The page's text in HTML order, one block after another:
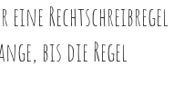
Rechtschreibregel
bis die Regel